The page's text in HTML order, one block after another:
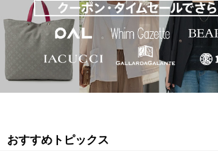
おすすめトピックス